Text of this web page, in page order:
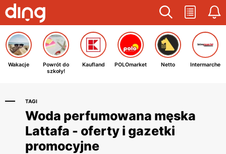
Wakacje
Powrót do
szkoły!
Kaufland POLOmarket Netto Intermarche
TAGI
Woda perfumowana męska
Lattafa - oferty i gazetki
promocyjne